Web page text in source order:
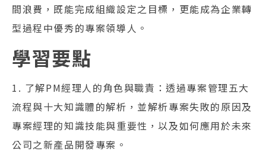
間浪費，既能完成組織設定之目標，更能成為企業轉
型過程中優秀的專案領導人。
學習要點
1. 了解PM經理人的角色與職責：透過專案管理五大
流程與十大知識體的解析，並解析專案失敗的原因及
專案經理的知識技能與重要性，以及如何應用於未來
公司之新產品開發專案。